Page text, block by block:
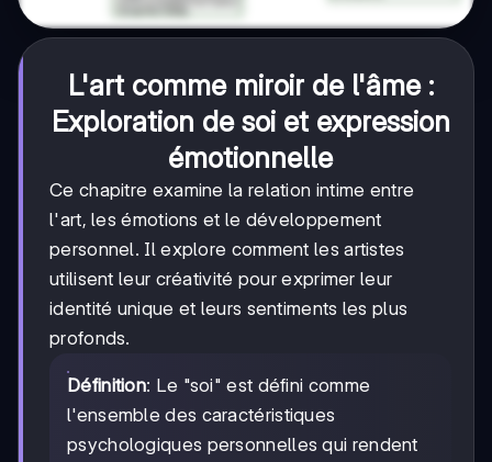
L'art comme miroir de l'âme :
Exploration de soi et expression
émotionnelle
Ce chapitre examine la relation intime entre
l'art, les émotions et le développement
personnel. Il explore comment les artistes
utilisent leur créativité pour exprimer leur
identité unique et leurs sentiments les plus
profonds.
Définition: Le "soi" est défini comme
l'ensemble des caractéristiques
psychologiques personnelles qui rendent